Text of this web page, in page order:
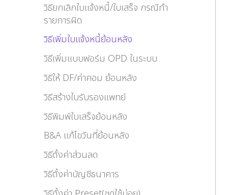
วิธียกเลิกใบแจ้งหนี้/ใบเสร็จ กรณีทำ
รายการผิด
วิธีเพิ่มใบแจ้งหนี้ย้อนหลัง
วิธีเพิ่มแบบฟอร์ม OPD ในระบบ
วิธีให้ DF/ค่าคอม ย้อนหลัง
วิธีสร้างใบรับรองแพทย์
วิธีพิมพ์ใบเสร็จย้อนหลัง
B&A แก้ไขวันที่ย้อนหลัง
วิธีตั้งค่าส่วนลด
วิธีตั้งค่าบัญชีธนาคาร